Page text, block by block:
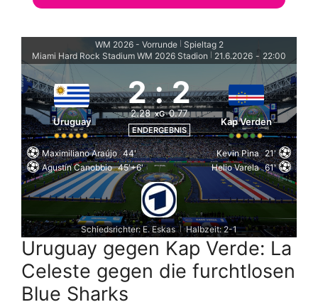
WM 2026 - Vorrunde
Spieltag 2
Miami Hard Rock Stadium WM 2026 Stadion
21.6.2026 - 22:00
Uruguay
2 : 2
2.28 xG 0.77
ENDERGEBNIS
Kap Verden
Maximiliano Araújo 44'
Agustín Canobbio 45'+6'
Kevin Pina 21'
Helio Varela 61'
Schiedsrichter: E. Eskas | Halbzeit: 2-1
Uruguay gegen Kap Verde: La
Celeste gegen die furchtlosen
Blue Sharks